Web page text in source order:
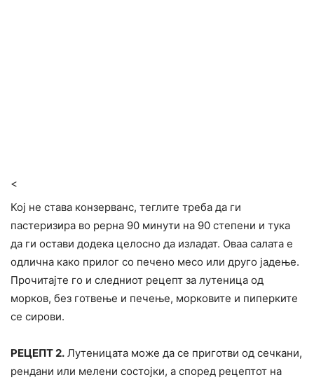
<
Кој не става конзерванс, теглите треба да ги
пастеризира во рерна 90 минути на 90 степени и тука
да ги остави додека целосно да изладат. Оваа салата е
одлична како прилог со печено месо или друго јадење.
Прочитајте го и следниот рецепт за лутеница од
морков, без готвење и печење, морковите и пиперките
се сирови.
РЕЦЕПТ 2. Лутеницата може да се приготви од сечкани,
рендани или мелени состојки, а според рецептот на